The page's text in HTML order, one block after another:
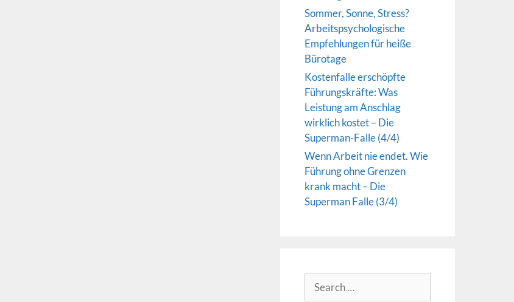
Sommer, Sonne, Stress?
Arbeitspsychologische
Empfehlungen für heiße
Bürotage
Kostenfalle erschöpfte
Führungskräfte: Was
Leistung am Anschlag
wirklich kostet – Die
Superman-Falle (4/4)
Wenn Arbeit nie endet. Wie
Führung ohne Grenzen
krank macht – Die
Superman Falle (3/4)
for: